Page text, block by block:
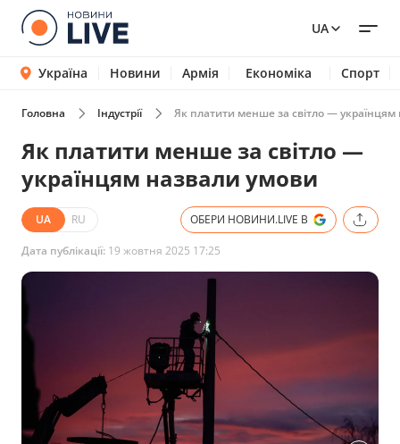
UA
Україна Новини Армія Економіка Спорт
Головна Індустрії Як платити менше за світло —
Як платити менше за світло —
українцям назвали умови
UA RU ОБЕРИ НОВИНИ.LIVE В
Дата публікації: 19 жовтня 2025 17:25